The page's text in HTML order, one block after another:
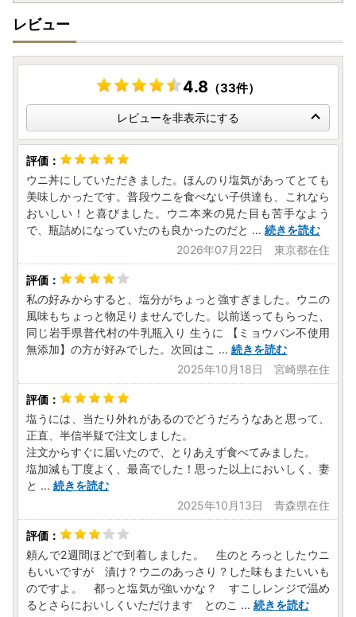
レビュー
4.8 （33件）
レビューを非表示にする
ウニ丼にしていただきました。ほんのり塩気があってとても
美味しかったです。普段ウニを食べない子供達も、これなら
おいしい！と喜びました。ウニ本来の見た目も苦手なよう
で、瓶詰めになっていたのも良かったのだと ... 続きを読む
2026年07月22日 東京都在住
私の好みからすると、塩分がちょっと強すぎました。ウニの
風味もちょっと物足りませんでした。以前送ってもらった、
同じ岩手県普代村の牛乳瓶入り 生うに 【ミョウバン不使用
無添加】の方が好みでした。次回はこ ... 続きを読む
2025年10月18日 宮崎県在住
塩うには、当たり外れがあるのでどうだろうなあと思って、
正直、半信半疑で注文しました。
注文からすぐに届いたので、とりあえず食べてみました。
塩加減も丁度よく、最高でした！思った以上においしく、妻
と ... 続きを読む
2025年10月13日 青森県在住
頼んで2週間ほどで到着しました。 生のとろっとしたウニ
もいいですが 漬け？ウニのあっさり？した味もまたいいも
のですよ。 都っと塩気が強いかな？ すこしレンジで温め
るとさらにおいしくいただけます とのこ ... 続きを読む